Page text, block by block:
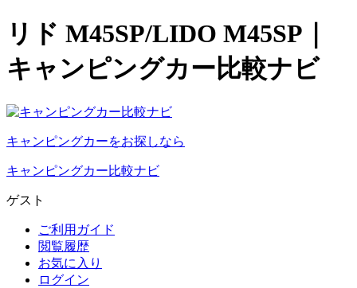
リド M45SP/LIDO M45SP｜
キャンピングカー比較ナビ
キャンピングカーをお探しなら
キャンピングカー比較ナビ
ゲスト
ご利用ガイド
閲覧履歴
お気に入り
ログイン